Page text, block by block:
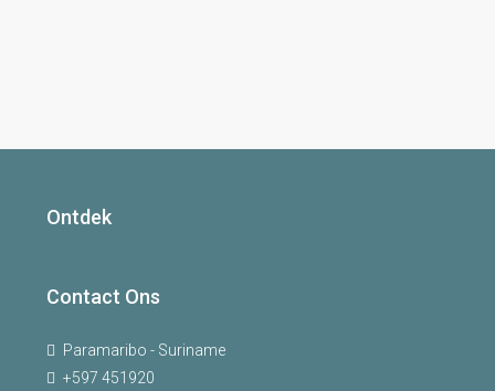
Ontdek
Contact Ons
Paramaribo - Suriname
+597 451920